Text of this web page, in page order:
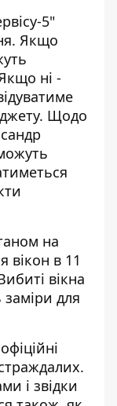
5"
Якщо
ні -
Щодо
на
вікон в 11
вікна
для
.
і звідки